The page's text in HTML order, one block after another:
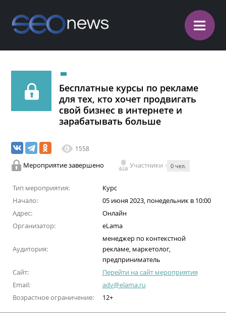
≡
Бесплатные курсы по рекламе
для тех, кто хочет продвигать
свой бизнес в интернете и
зарабатывать больше
1558
Мероприятие завершено Участники 0 чел.
Тип мероприятия:
Курс
Начало:
05 июня 2023, понедельник в 10:00
Адрес:
Онлайн
Организатор:
eLama
Аудитория:
менеджер по контекстной
рекламе, маркетолог,
предприниматель
Сайт:
Перейти на сайт мероприятия
Email:
adv@elama.ru
Возрастное ограничение:
12+